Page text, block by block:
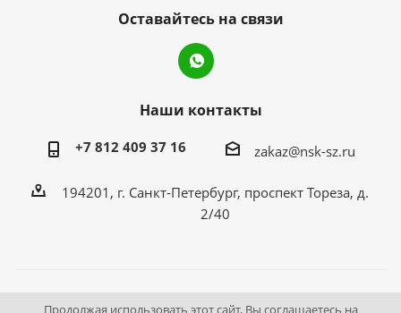
Оставайтесь на связи
Наши контакты
+7 812 409 37 16 zakaz@nsk-sz.ru
194201, г. Санкт-Петербург, проспект Тореза, д.
2/40
2026 © Все права защищены «НСК Северо-Запад».
Продолжая использовать этот сайт, Вы соглашаетесь на